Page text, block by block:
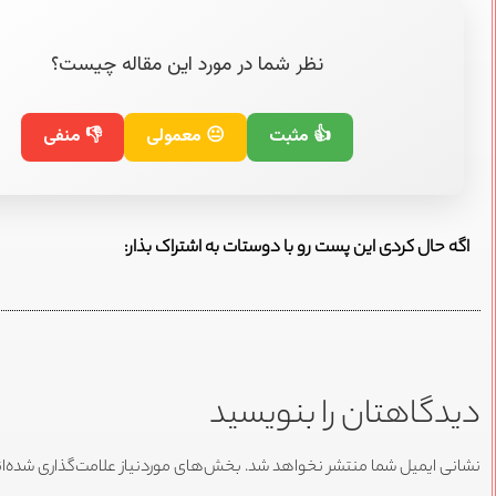
نظر شما در مورد این مقاله چیست؟
👍 مثبت 😐 معمولی 👎 منفی
اگه حال کردی این پست رو با دوستات به اشتراک بذار:
دیدگاهتان را بنویسید
نشانی ایمیل شما منتشر نخواهد شد. بخش‌های موردنیاز علامت‌گذاری